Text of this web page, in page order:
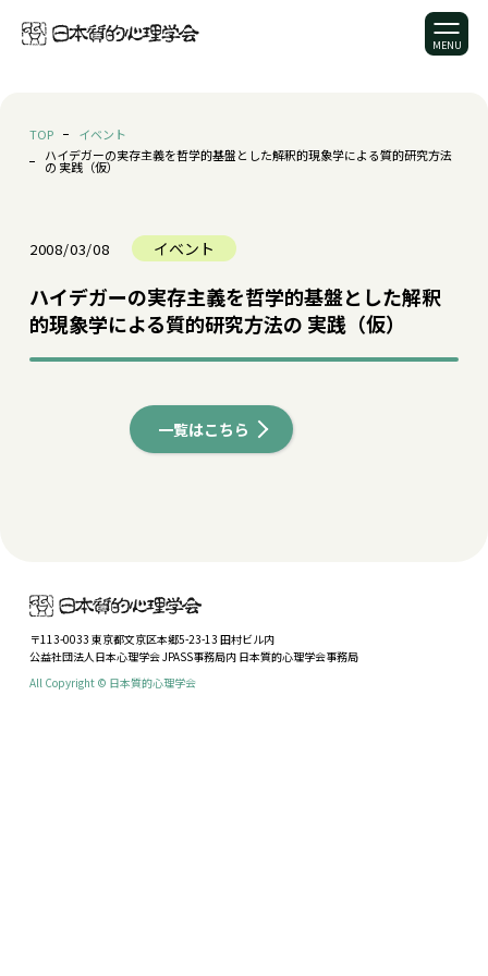
TOP
イベント
ハイデガーの実存主義を哲学的基盤とした解釈的現象学による質的研究方法
の 実践（仮）
2008/03/08 イベント
ハイデガーの実存主義を哲学的基盤とした解釈
的現象学による質的研究方法の 実践（仮）
一覧はこちら
〒113-0033 東京都文京区本郷5-23-13 田村ビル内
公益社団法人日本心理学会 JPASS事務局内 日本質的心理学会事務局
All Copyright © 日本質的心理学会